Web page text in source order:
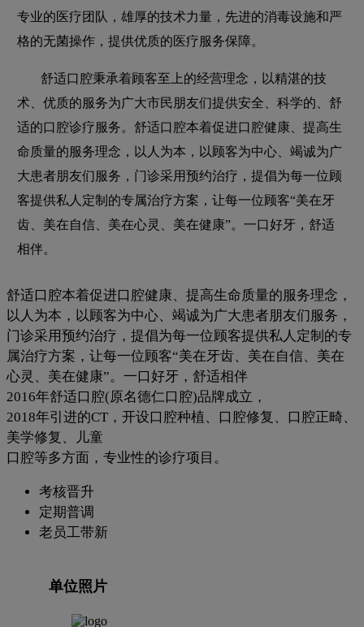
专业的医疗团队，雄厚的技术力量，先进的消毒设施和严
格的无菌操作，提供优质的医疗服务保障。
舒适口腔秉承着顾客至上的经营理念，以精湛的技
术、优质的服务为广大市民朋友们提供安全、科学的、舒
适的口腔诊疗服务。舒适口腔本着促进口腔健康、提高生
命质量的服务理念，以人为本，以顾客为中心、竭诚为广
大患者朋友们服务，门诊采用预约治疗，提倡为每一位顾
客提供私人定制的专属治疗方案，让每一位顾客“美在牙
齿、美在自信、美在心灵、美在健康”。一口好牙，舒适
相伴。
舒适口腔本着促进口腔健康、提高生命质量的服务理念，
以人为本，以顾客为中心、竭诚为广大患者朋友们服务，
门诊采用预约治疗，提倡为每一位顾客提供私人定制的专
属治疗方案，让每一位顾客“美在牙齿、美在自信、美在
心灵、美在健康”。一口好牙，舒适相伴
2016年舒适口腔(原名德仁口腔)品牌成立，
2018年引进的CT，开设口腔种植、口腔修复、口腔正畸、
美学修复、儿童
口腔等多方面，专业性的诊疗项目。
考核晋升
定期普调
老员工带新
单位照片